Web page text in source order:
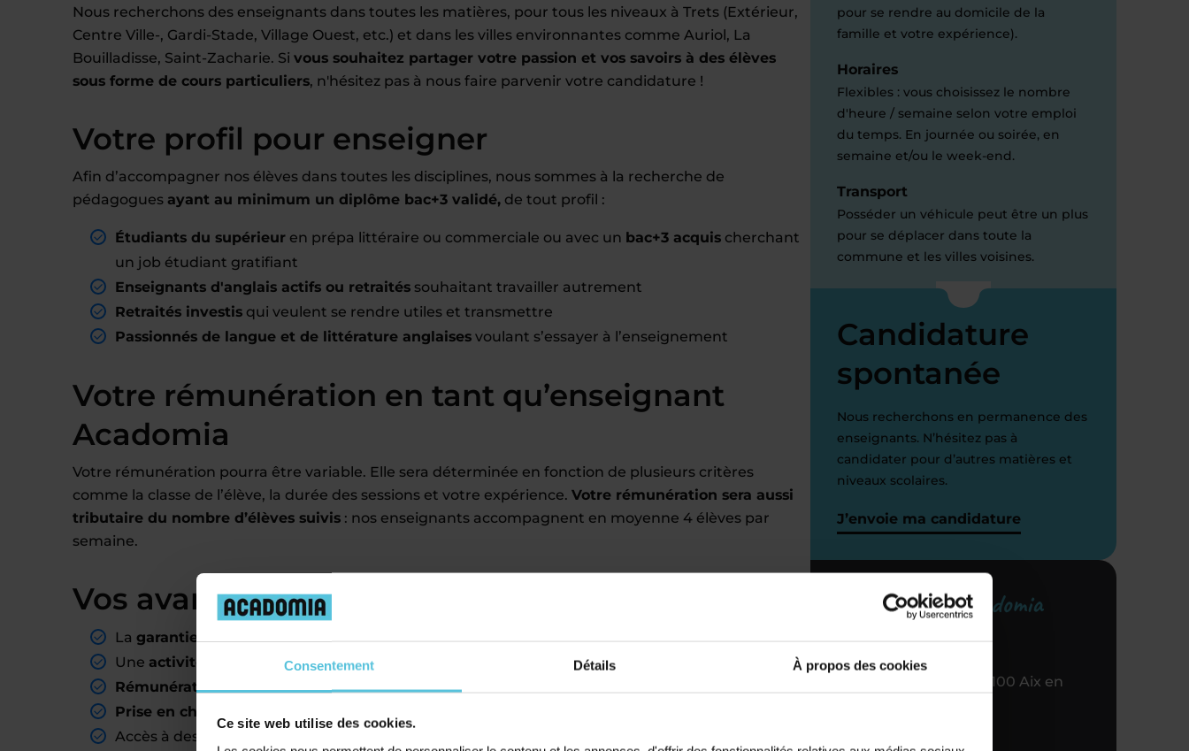
Consentement Détails À propos des cookies
Ce site web utilise des cookies.
Nous recherchons des enseignants dans toutes les matières, pour tous les niveaux à Trets (Extérieur,
Centre Ville-, Gardi-Stade, Village Ouest, etc.) et dans les villes environnantes comme Auriol, La
Bouilladisse, Saint-Zacharie. Si vous souhaitez partager votre passion et vos savoirs à des élèves
sous forme de cours particuliers, n'hésitez pas à nous faire parvenir votre candidature !
Votre profil pour enseigner
Afin d’accompagner nos élèves dans toutes les disciplines, nous sommes à la recherche de
pédagogues ayant au minimum un diplôme bac+3 validé, de tout profil :
Étudiants du supérieur en prépa littéraire ou commerciale ou avec un bac+3 acquis cherchant
un job étudiant gratifiant
Enseignants d'anglais actifs ou retraités souhaitant travailler autrement
Retraités investis qui veulent se rendre utiles et transmettre
Passionnés de langue et de littérature anglaises voulant s’essayer à l’enseignement
Votre rémunération en tant qu’enseignant
Acadomia
Votre rémunération pourra être variable. Elle sera déterminée en fonction de plusieurs critères
comme la classe de l’élève, la durée des sessions et votre expérience. Votre rémunération sera aussi
tributaire du nombre d’élèves suivis : nos enseignants accompagnent en moyenne 4 élèves par
semaine.
Vos avantages de prof particulier Acadomia
La garantie d’avoir des élèvesdans les zones géographiques de votre choix
Une activité complémentairereconnue sur votre CV
Rémunération mensuelle stableliée au nombre d’élèves accompagnés
Prise en charge
Accès à des
pour se rendre au domicile de la
famille et votre expérience).
Horaires
Flexibles : vous choisissez le nombre
d'heure / semaine selon votre emploi
du temps. En journée ou soirée, en
semaine et/ou le week-end.
Transport
Posséder un véhicule peut être un plus
pour se déplacer dans toute la
commune et les villes voisines.
Candidature
spontanée
Nous recherchons en permanence des
enseignants. N’hésitez pas à
candidater pour d’autres matières et
niveaux scolaires.
J’envoie ma candidature
Votre centre Acadomia
référent
16 BD des Poilus, 13100 Aix en
04 42 91 52 10